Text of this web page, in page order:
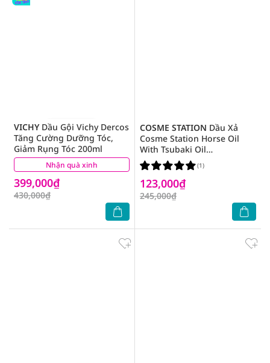
Nhận quà xinh
VICHYDầu Gội Vichy Dercos
Tăng Cường Dưỡng Tóc,
Giảm Rụng Tóc 200ml
399,000₫
430,000₫
(0)
COSME STATION Dầu Xả
Cosme Station Horse Oil
With Tsubaki Oil
Conditioner Chiết Xuất Từ
Dầu Ngựa 600ml
123,000₫
245,000₫
(1)